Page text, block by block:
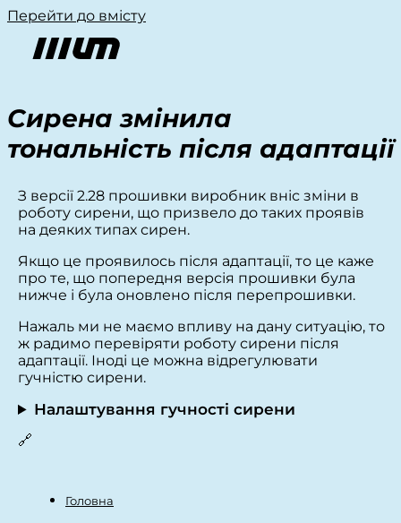
Перейти до вмісту
Сирена змінила
тональність після адаптації
З версії 2.28 прошивки виробник вніс зміни в
роботу сирени, що призвело до таких проявів
на деяких типах сирен.
Якщо це проявилось після адаптації, то це каже
про те, що попередня версія прошивки була
нижче і була оновлено після перепрошивки.
Нажаль ми не маємо впливу на дану ситуацію, то
ж радимо перевіряти роботу сирени після
адаптації. Іноді це можна відрегулювати
гучністю сирени.
Налаштування гучності сирени
🔗
Головна